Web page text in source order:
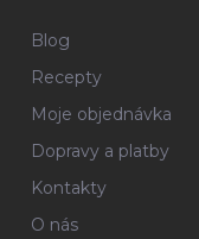
Blog
Recepty
Moje objednávka
Dopravy a platby
Kontakty
O nás